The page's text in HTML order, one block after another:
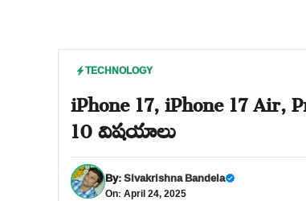
TECHNOLOGY
iPhone 17, iPhone 17
10 విషయాలు
By:Sivakrishna Bandela
On: April 24, 2025